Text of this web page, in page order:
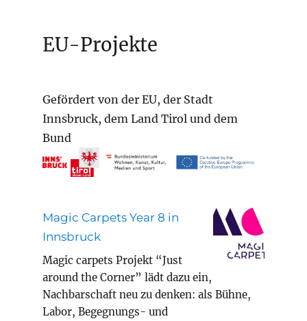
EU-Projekte
Gefördert von der EU, der Stadt
Innsbruck, dem Land Tirol und dem
Bund
Magic Carpets Year 8 in
Innsbruck
Magic carpets Projekt “Just
around the Corner” lädt dazu ein,
Nachbarschaft neu zu denken: als Bühne,
Labor, Begegnungs- und